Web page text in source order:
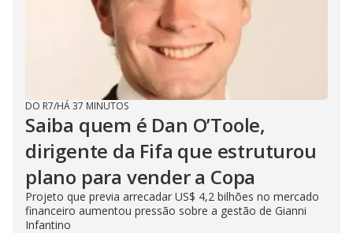
DO R7/HÁ 37 MINUTOS
Saiba quem é Dan O’Toole,
dirigente da Fifa que estruturou
plano para vender a Copa
Projeto que previa arrecadar US$ 4,2 bilhões no mercado
financeiro aumentou pressão sobre a gestão de Gianni
Infantino